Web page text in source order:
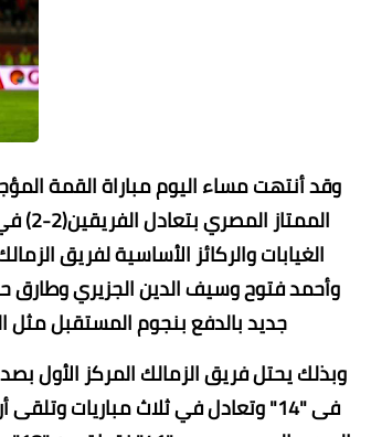
وقد أنتهت مساء اليوم مباراة القمة
الغيابات والركائز الأساسية لفريق
وأحمد فتوح وسيف الدين الجزيري وطارق
جديد بالدفع بنجوم المستقبل مثل
فى "14" وتعادل في ثلاث مباريات